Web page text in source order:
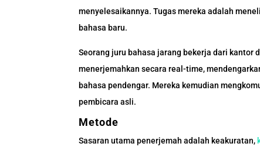
menyelesaikannya. Tugas mereka adalah
bahasa baru.
Seorang juru bahasa jarang bekerja dari kantor
menerjemahkan secara real-time,
bahasa pendengar. Mereka kemudian
pembicara asli.
Metode
Sasaran utama penerjemah adalah keakuratan,